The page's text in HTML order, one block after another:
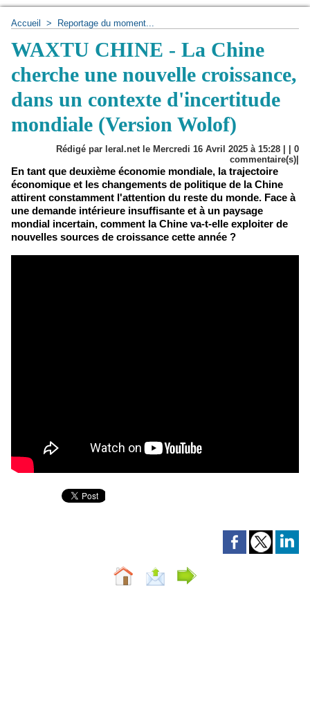
Accueil > Reportage du moment...
WAXTU CHINE - La Chine
cherche une nouvelle croissance,
dans un contexte d'incertitude
mondiale (Version Wolof)
Rédigé par leral.net le Mercredi 16 Avril 2025 à 15:28 | | 0
commentaire(s)|
En tant que deuxième économie mondiale, la trajectoire
économique et les changements de politique de la Chine
attirent constamment l'attention du reste du monde. Face à
une demande intérieure insuffisante et à un paysage
mondial incertain, comment la Chine va-t-elle exploiter de
nouvelles sources de croissance cette année ?